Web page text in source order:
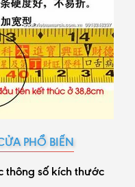
PHỔ BIẾN
thông số kích thước